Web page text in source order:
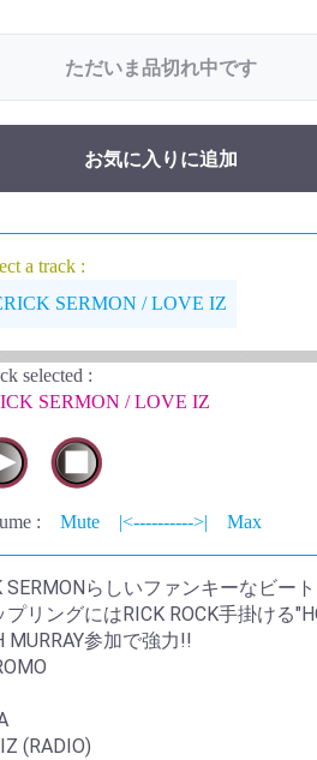
ただいま品切れ中です
お気に入りに追加
a track :
SERMON / LOVE IZ
selected :
SERMON / LOVE IZ
: Mute |<---------->| Max
SERMONらしいファンキーなビ
プリングにはRICK ROCK手掛ける
MURRAY参加で強力!!
(RADIO)